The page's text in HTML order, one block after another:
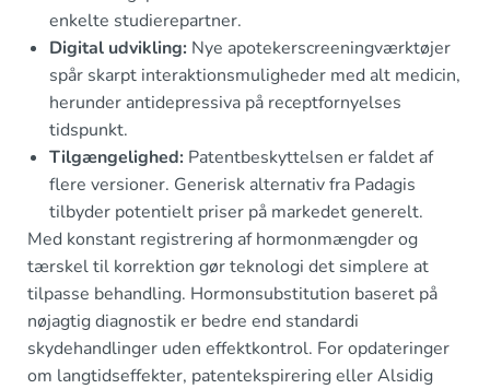
enkelte studierepartner.
Digital udvikling: Nye apotekerscreeningværktøjer
spår skarpt interaktionsmuligheder med alt medicin,
herunder antidepressiva på receptfornyelses
tidspunkt.
Tilgængelighed: Patentbeskyttelsen er faldet af
flere versioner. Generisk alternativ fra Padagis
tilbyder potentielt priser på markedet generelt.
Med konstant registrering af hormonmængder og
tærskel til korrektion gør teknologi det simplere at
tilpasse behandling. Hormonsubstitution baseret på
nøjagtig diagnostik er bedre end standardi
skydehandlinger uden effektkontrol. For opdateringer
om langtidseffekter, patentekspirering eller Alsidig